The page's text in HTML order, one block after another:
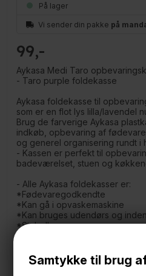
Samtykke til brug
På lager
Vi sender din pakke på
99
Aykasa Medi Taro
- Taro purple foldekasse
Aykasa foldekasse til
som er en flot lys lilla/lavendel
Brug de farverige Aykasa
indkøb, opbevaring af
og generel organisering rundt i
- Kassen er perfekt til
badeværelset, stuen og
- Alle Aykasa foldekasser er:
*Fødevaregodkendte
*Kan gå i opvaskemaskine
*Kan bruges udendørs og
*Stabelbare
Måler: